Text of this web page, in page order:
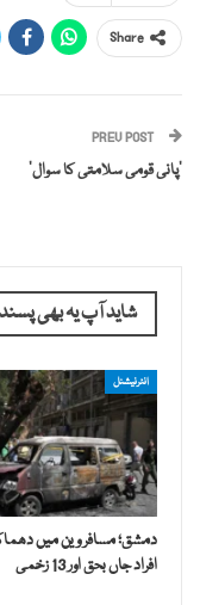
Share
PREV POST
‘پانی قومی سلامتی کا سوال’
شاید آپ یہ بھی
انٹرنیشنل
افراد جاں بحق اور 13 زخمی